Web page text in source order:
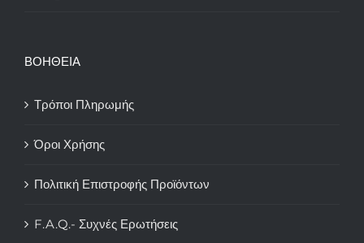
ΒΟΗΘΕΙΑ
Τρόποι Πληρωμής
Όροι Χρήσης
Πολιτική Επιστροφής Προϊόντων
F.A.Q.- Συχνές Ερωτήσεις